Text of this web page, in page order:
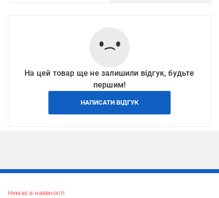
На цей товар ще не залишили відгук, будьте
першим!
НАПИСАТИ ВІДГУК
Немає в наявності